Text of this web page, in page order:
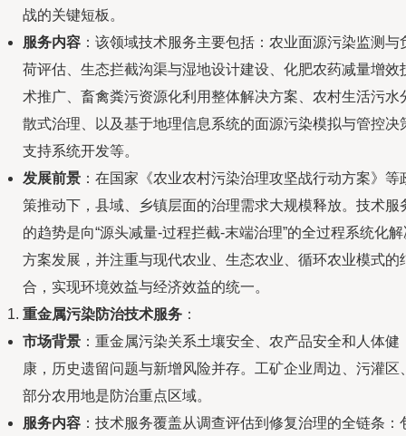
战的关键短板。
服务内容 ：该领域技术服务主要包括：农业面源污染监测与
荷评估、生态拦截沟渠与湿地设计建设、化肥农药减量增效
术推广、畜禽粪污资源化利用整体解决方案、农村生活污水
散式治理、以及基于地理信息系统的面源污染模拟与管控决
支持系统开发等。
发展前景 ：在国家《农业农村污染治理攻坚战行动方案》等
策推动下，县域、乡镇层面的治理需求大规模释放。技术服
的趋势是向“源头减量-过程拦截-末端治理”的全过程系统化
方案发展，并注重与现代农业、生态农业、循环农业模式的
合，实现环境效益与经济效益的统一。
重金属污染防治技术服务 ：
市场背景 ：重金属污染关系土壤安全、农产品安全和人体健
康，历史遗留问题与新增风险并存。工矿企业周边、污灌区
部分农用地是防治重点区域。
服务内容 ：技术服务覆盖从调查评估到修复治理的全链条：